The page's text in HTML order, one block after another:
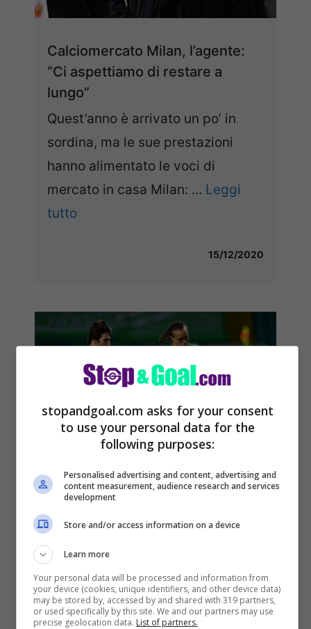
Calciomercato Milan, l’agente:
“Ci aspettiamo di restare a
lungo”
Quest’anno è arrivato un po’ in
sordina, ma le sue prestazioni
hanno alimentato le voci di
mercato in casa Milan: ... Leggi
tutto
15/12/2020
Milan, intervista a Tonali: “Serve
tempo, vi spiego”
Milan, ha parlato nel corso di una
lunga intervista per Sky Sport.
stopandgoal.com asks for your consent
to use your personal data for the
following purposes:
Personalised advertising and content, advertising and
content measurement, audience research and services
development
Store and/or access information on a device
Learn more
Your personal data will be processed and information from
your device (cookies, unique identifiers, and other device data)
may be stored by, accessed by and shared with 319 partners,
or used specifically by this site. We and our partners may use
precise geolocation data. List of partners.